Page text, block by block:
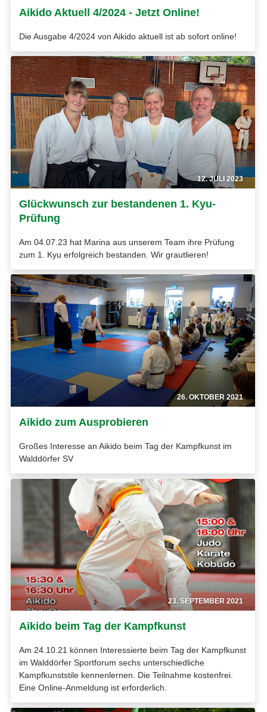
Aikido Aktuell 4/2024 - Jetzt Online!
Die Ausgabe 4/2024 von Aikido aktuell ist ab sofort online!
12. JULI 2023
Glückwunsch zur bestandenen 1. Kyu-
Prüfung
Am 04.07.23 hat Marina aus unserem Team ihre Prüfung
zum 1. Kyu erfolgreich bestanden. Wir grautlieren!
26. OKTOBER 2021
Aikido zum Ausprobieren
Großes Interesse an Aikido beim Tag der Kampfkunst im
Walddörfer SV
23. SEPTEMBER 2021
Aikido beim Tag der Kampfkunst
Am 24.10.21 können Interessierte beim Tag der Kampfkunst
im Walddörfer Sportforum sechs unterschiedliche
Kampfkunststile kennenlernen. Die Teilnahme kostenfrei.
Eine Online-Anmeldung ist erforderlich.